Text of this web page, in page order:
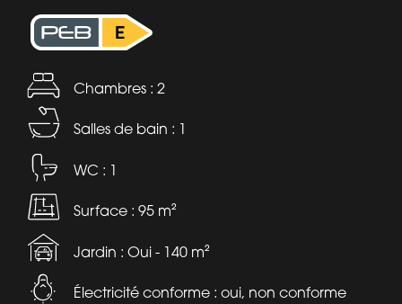
Chambres : 2
Salles de bain : 1
WC : 1
Surface : 95 m²
Jardin : Oui - 140 m²
Électricité conforme : oui, non conforme